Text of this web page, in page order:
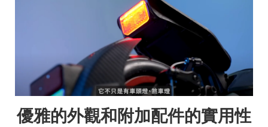
優雅的外觀和附加配件的實用性